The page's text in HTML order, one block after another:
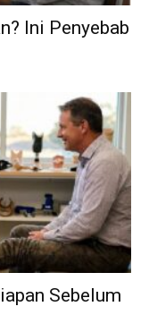
Ini Penyebab
Sebelum